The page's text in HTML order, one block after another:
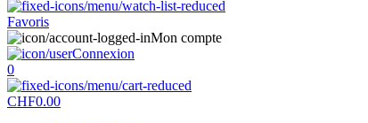
Favoris
Mon compte
Connexion
0
CHF0.00